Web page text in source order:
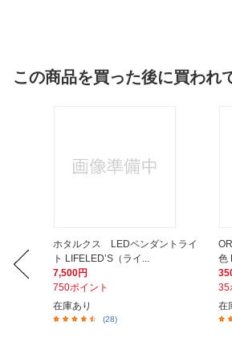
この商品を買った後に買われ
ホタルクス LEDペンダントライ
ト LIFELED’S（ライ...
7,500円
750ポイント
在庫あり
(28)
色
35
在